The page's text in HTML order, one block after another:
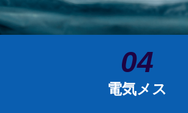
04
電気メス